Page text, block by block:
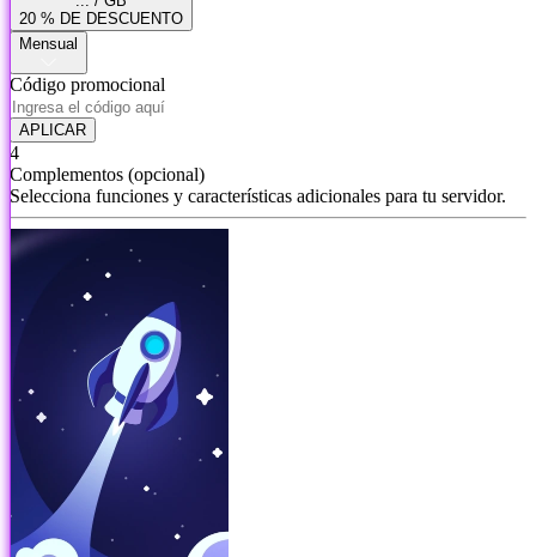
20 % DE DESCUENTO
Mensual
Código promocional
APLICAR
4
Complementos (opcional)
Selecciona funciones y características adicionales para tu servidor.